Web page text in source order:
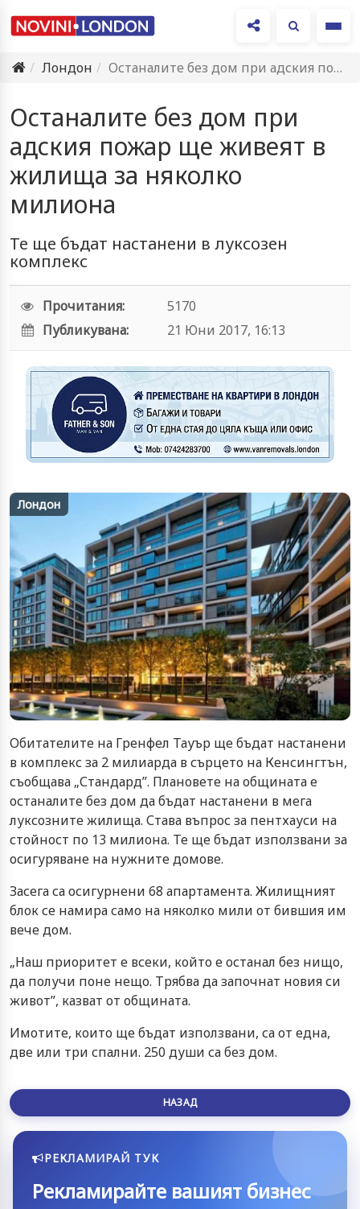
Лондон
Останалите без дом при адския пожар ще живеят в жилища…
Останалите без дом при
адския пожар ще живеят в
жилища за няколко
милиона
Те ще бъдат настанени в луксозен
комплекс
Прочитания:
5170
Публикувана:
21 Юни 2017, 16:13
Лондон
Обитателите на Гренфел Тауър ще бъдат настанени
в комплекс за 2 милиарда в сърцето на Кенсингтън,
съобщава „Стандард”. Плановете на общината е
останалите без дом да бъдат настанени в мега
луксозните жилища. Става въпрос за пентхауси на
стойност по 13 милиона. Те ще бъдат използвани за
осигуряване на нужните домове.
Засега са осигурнени 68 апартамента. Жилищният
блок се намира само на няколко мили от бившия им
вече дом.
„Наш приоритет е всеки, който е останал без нищо,
да получи поне нещо. Трябва да започнат новия си
живот”, казват от общината.
Имотите, които ще бъдат използвани, са от една,
две или три спални. 250 души са без дом.
НАЗАД
РЕКЛАМИРАЙ ТУК
Рекламирайте вашият бизнес